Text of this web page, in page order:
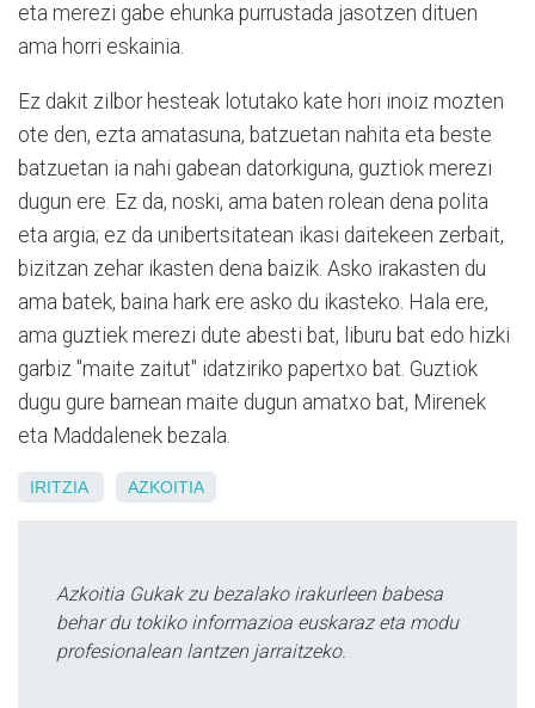
eta merezi gabe ehunka purrustada jasotzen dituen
ama horri eskainia.
Ez dakit zilbor hesteak lotutako kate hori inoiz mozten
ote den, ezta amatasuna, batzuetan nahita eta beste
batzuetan ia nahi gabean datorkiguna, guztiok merezi
dugun ere. Ez da, noski, ama baten rolean dena polita
eta argia; ez da unibertsitatean ikasi daitekeen zerbait,
bizitzan zehar ikasten dena baizik. Asko irakasten du
ama batek, baina hark ere asko du ikasteko. Hala ere,
ama guztiek merezi dute abesti bat, liburu bat edo hizki
garbiz "maite zaitut" idatziriko papertxo bat. Guztiok
dugu gure barnean maite dugun amatxo bat, Mirenek
eta Maddalenek bezala.
IRITZIA AZKOITIA
Azkoitia Gukak zu bezalako irakurleen babesa
behar du tokiko informazioa euskaraz eta modu
profesionalean lantzen jarraitzeko.